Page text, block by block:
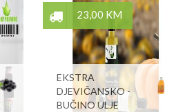
23,00 KM
EKSTRA
DJEVIČANSKO -
BUČINO ULJE